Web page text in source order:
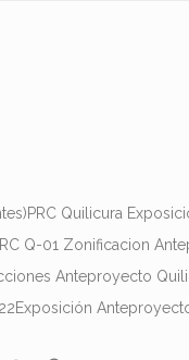
Quilicura
Q-01 Zonificacion
Anteproyecto